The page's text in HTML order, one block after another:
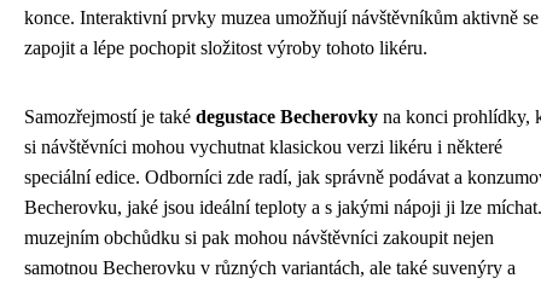
konce. Interaktivní prvky muzea umožňují návštěvníkům aktivně se
zapojit a lépe pochopit složitost výroby tohoto likéru.
Samozřejmostí je také degustace Becherovky na konci prohlídky,
si návštěvníci mohou vychutnat klasickou verzi likéru i některé
speciální edice. Odborníci zde radí, jak správně podávat a
Becherovku, jaké jsou ideální teploty a s jakými nápoji ji lze
muzejním obchůdku si pak mohou návštěvníci zakoupit nejen
samotnou Becherovku v různých variantách, ale také suvenýry a